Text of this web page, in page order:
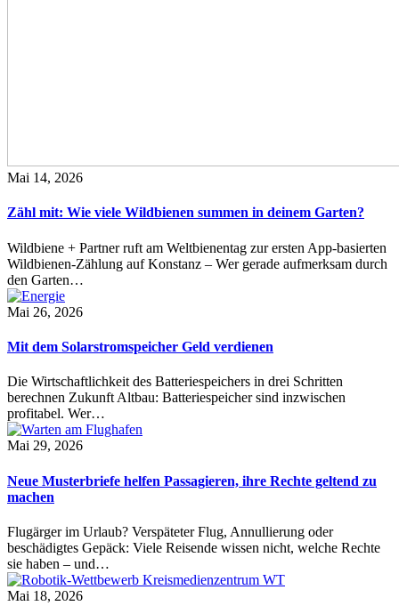
Mai 14, 2026
Zähl mit: Wie viele Wildbienen summen in deinem Garten?
Wildbiene + Partner ruft am Weltbienentag zur ersten App-basierten
Wildbienen-Zählung auf Konstanz – Wer gerade aufmerksam durch
den Garten…
Mai 26, 2026
Mit dem Solarstromspeicher Geld verdienen
Die Wirtschaftlichkeit des Batteriespeichers in drei Schritten
berechnen Zukunft Altbau: Batteriespeicher sind inzwischen
profitabel. Wer…
Mai 29, 2026
Neue Musterbriefe helfen Passagieren, ihre Rechte geltend zu
machen
Flugärger im Urlaub? Verspäteter Flug, Annullierung oder
beschädigtes Gepäck: Viele Reisende wissen nicht, welche Rechte
sie haben – und…
Mai 18, 2026